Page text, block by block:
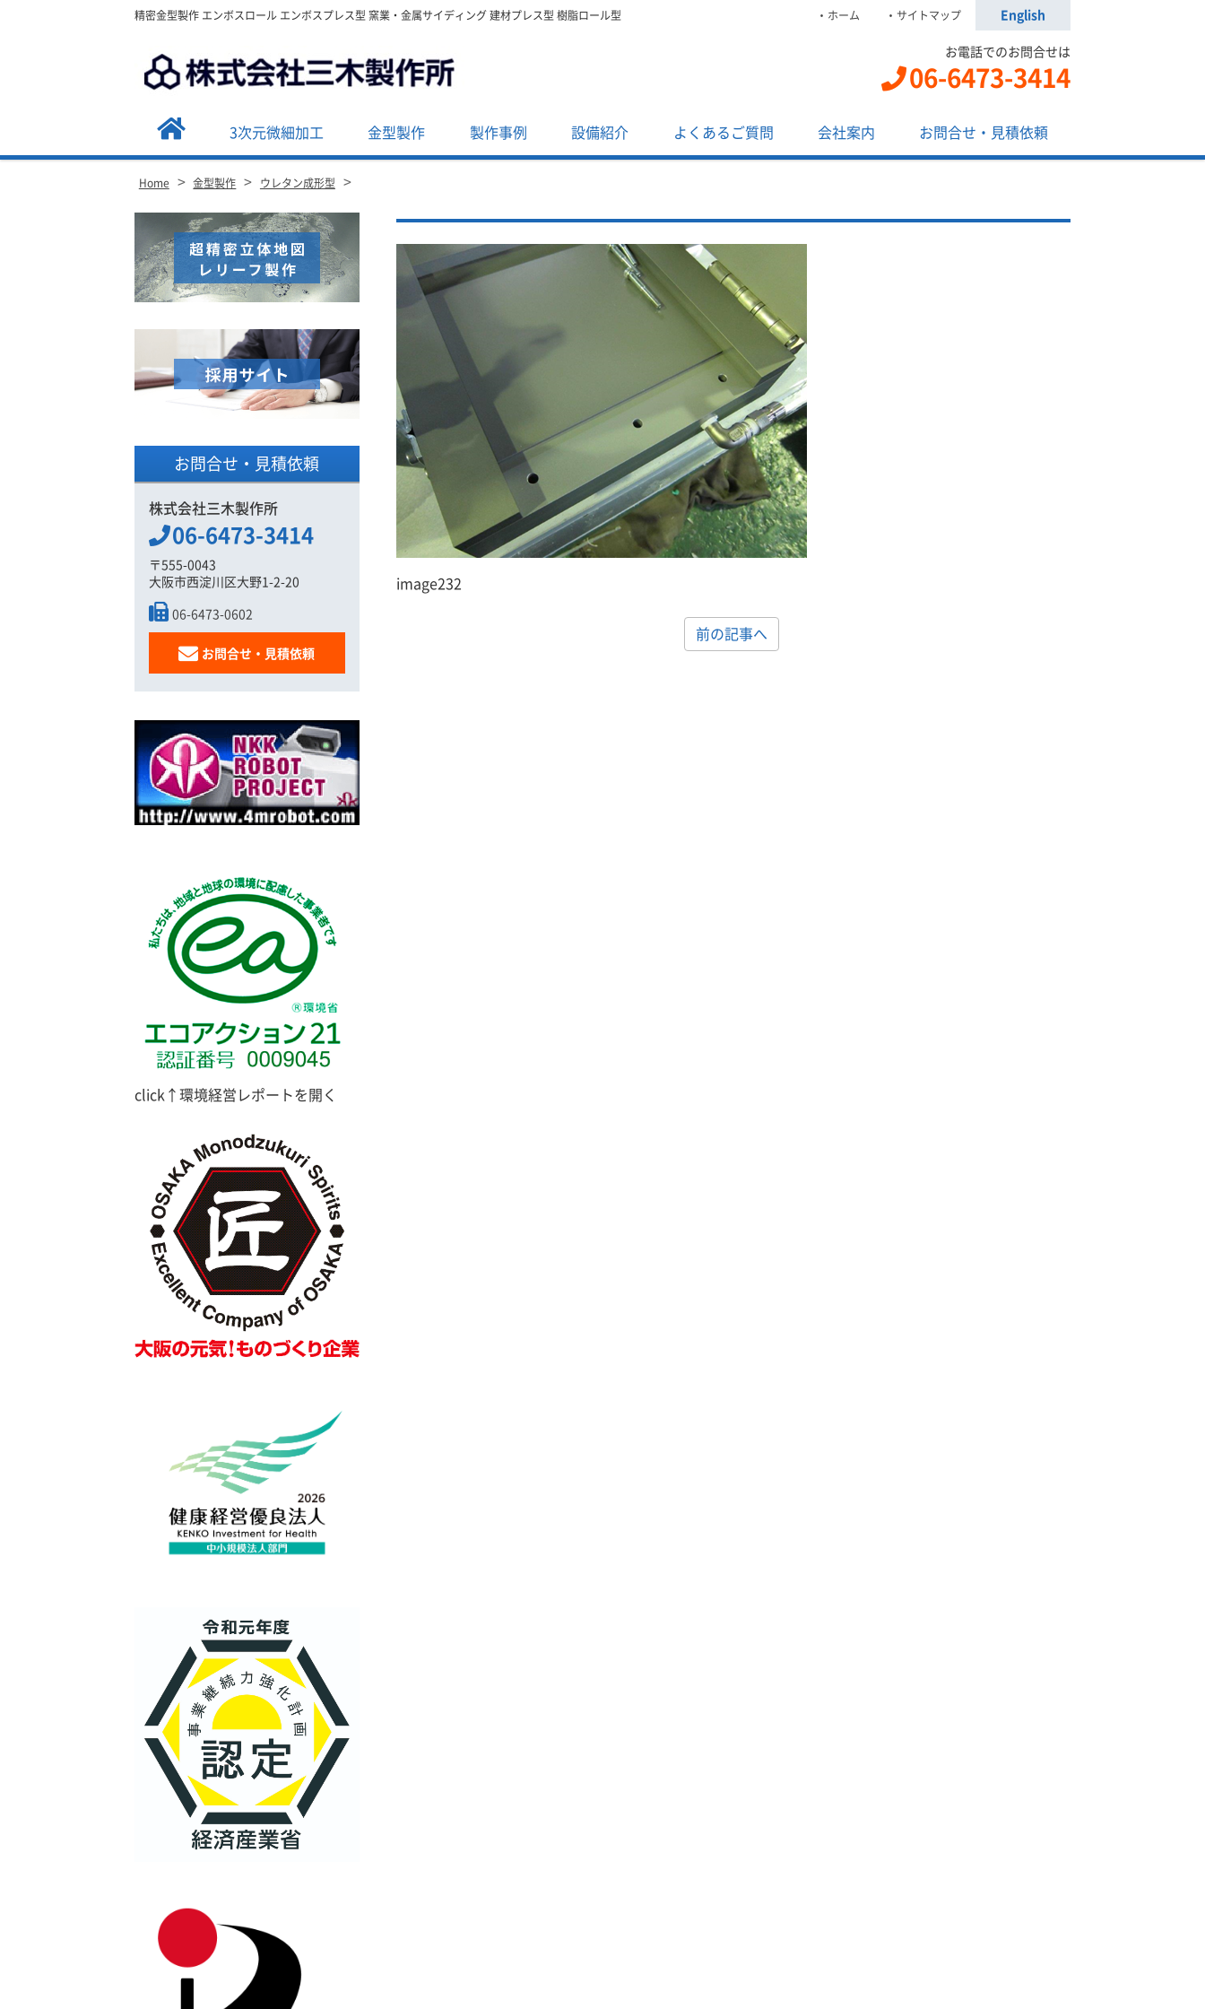
精密金型製作 エンボスロール エンボスプレス型 窯業・金属サイディング 建材プレス型 樹脂ロール型 ホーム サイトマップ English
お電話でのお問合せは
06-6473-3414
3次元微細加工 金型製作 製作事例 設備紹介 よくあるご質問 会社案内 お問合せ・見積依頼
Home > 金型製作 > ウレタン成形型 >
image232
前の記事へ
お問合せ・見積依頼
株式会社三木製作所
06-6473-3414
〒555-0043
大阪市西淀川区大野1-2-20
06-6473-0602
お問合せ・見積依頼
click↑環境経営レポートを開く